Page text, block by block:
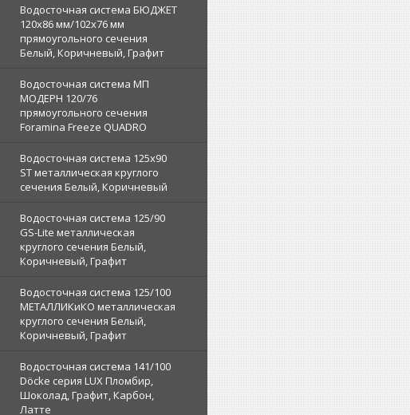
Водосточная система БЮДЖЕТ
120х86 мм/102х76 мм
прямоугольного сечения
Белый, Коричневый, Графит
Водосточная система МП
МОДЕРН 120/76
прямоугольного сечения
Foramina Freeze QUADRO
Водосточная система 125x90
ST металлическая круглого
сечения Белый, Коричневый
Водосточная система 125/90
GS-Lite металлическая
круглого сечения Белый,
Коричневый, Графит
Водосточная система 125/100
МЕТАЛЛИКиКО металлическая
круглого сечения Белый,
Коричневый, Графит
Водосточная система 141/100
Döcke серия LUX Пломбир,
Шоколад, Графит, Карбон,
Латте